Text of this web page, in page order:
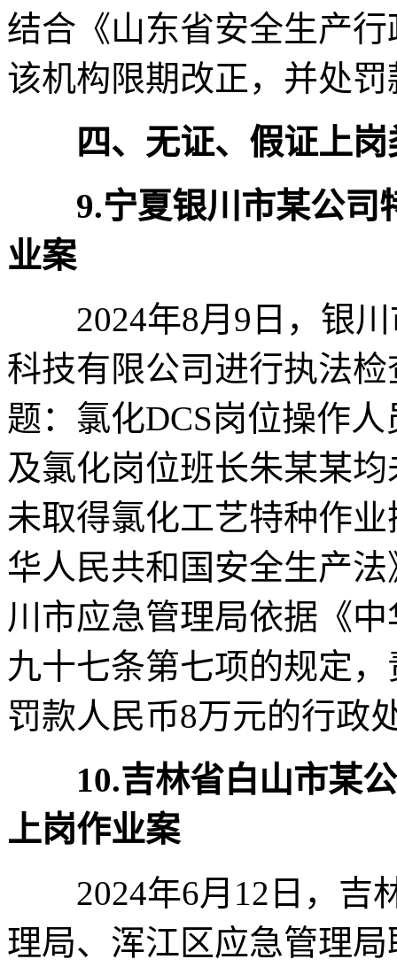
结合《山东省安全生产
该机构限期改正，并处
四、无证、假证上
9.宁夏银川市某公司
业案
2024年8月9日，银川
科技有限公司进行执法
题：氯化DCS岗位操作
及氯化岗位班长朱某某
未取得氯化工艺特种作
华人民共和国安全生产
川市应急管理局依据《
九十七条第七项的规定
罚款人民币8万元的行政
10.吉林省白山市某
上岗作业案
2024年6月12日，吉
理局、浑江区应急管理